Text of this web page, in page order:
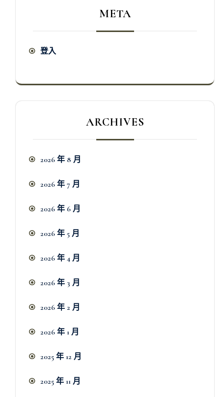
META
登入
ARCHIVES
2026 年 8 月
2026 年 7 月
2026 年 6 月
2026 年 5 月
2026 年 4 月
2026 年 3 月
2026 年 2 月
2026 年 1 月
2025 年 12 月
2025 年 11 月